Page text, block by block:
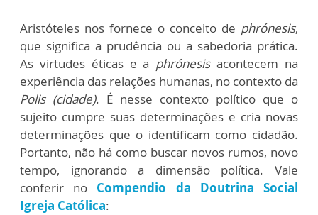
Aristóteles nos fornece o conceito de phrónesis,
que significa a prudência ou a sabedoria prática.
As virtudes éticas e a phrónesisacontecem na
experiência das relações humanas, no contexto da
Polis (cidade). É nesse contexto político que o
sujeito cumpre suas determinações e cria novas
determinações que o identificam como cidadão.
Portanto, não há como buscar novos rumos, novo
tempo, ignorando a dimensão política. Vale
conferir no Compendio da Doutrina Social
Igreja Católica: